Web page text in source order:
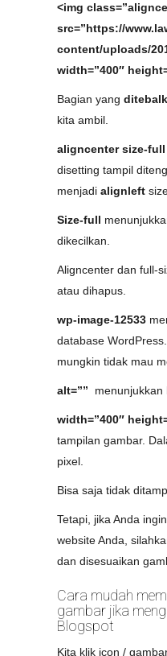
<img
src=”https://
content/uploads/
width=”400″
Bagian yang
kita ambil.
aligncenter size-full
disetting tampil
menjadi alignleft
Size-full
dikecilkan.
Aligncenter dan full-
atau dihapus.
wp-image-12533
database
mungkin tidak mau
alt=”” menunjukkan
width=”400″
tampilan gambar.
pixel.
Bisa saja tidak
Tetapi, jika Anda
website Anda,
dan disesuaikan
Cara mudah
gambar jika
Blogspot
Kita klik icon /